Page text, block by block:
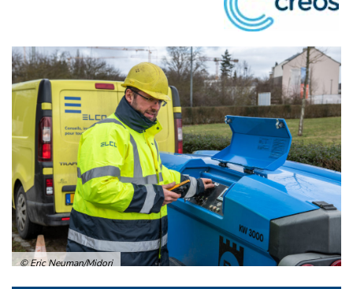
© Eric Neuman/Midori